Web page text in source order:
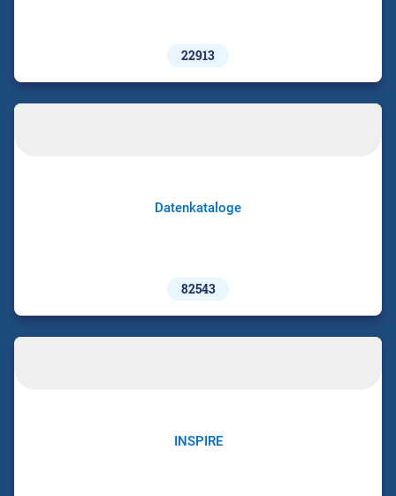
22913
Datenkataloge
82543
INSPIRE